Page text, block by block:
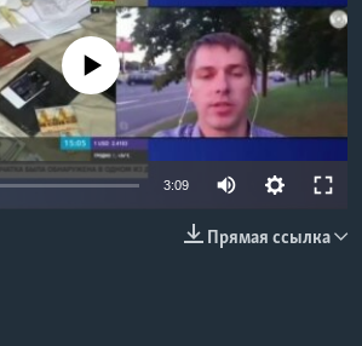
source currently available
3:09
Прямая ссылка